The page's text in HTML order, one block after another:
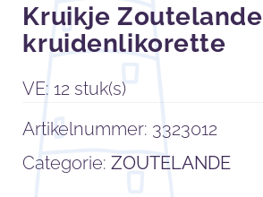
Kruikje Zoutelande
kruidenlikorette
VE: 12 stuk(s)
Artikelnummer: 3323012
Categorie:ZOUTELANDE